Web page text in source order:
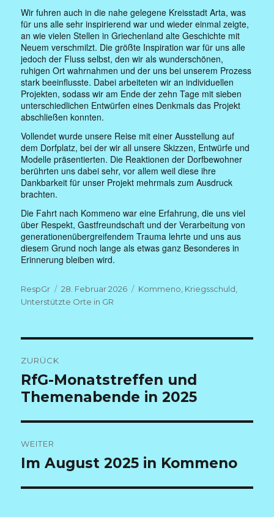
Wir fuhren auch in die nahe gelegene Kreisstadt Arta, was
für uns alle sehr inspirierend war und wieder einmal zeigte,
an wie vielen Stellen in Griechenland alte Geschichte mit
Neuem verschmilzt. Die größte Inspiration war für uns alle
jedoch der Fluss selbst, den wir als wunderschönen,
ruhigen Ort wahrnahmen und der uns bei unserem Prozess
stark beeinflusste. Dabei arbeiteten wir an individuellen
Projekten, sodass wir am Ende der zehn Tage mit sieben
unterschiedlichen Entwürfen eines Denkmals das Projekt
abschließen konnten.
Vollendet wurde unsere Reise mit einer Ausstellung auf
dem Dorfplatz, bei der wir all unsere Skizzen, Entwürfe und
Modelle präsentierten. Die Reaktionen der Dorfbewohner
berührten uns dabei sehr, vor allem weil diese ihre
Dankbarkeit für unser Projekt mehrmals zum Ausdruck
brachten.
Die Fahrt nach Kommeno war eine Erfahrung, die uns viel
über Respekt, Gastfreundschaft und der Verarbeitung von
generationenübergreifendem Trauma lehrte und uns aus
diesem Grund noch lange als etwas ganz Besonderes in
Erinnerung bleiben wird.
Autor
RespGr
Veröffentlicht
am
28. Februar 2026 Kategorien
Kommeno Kriegsschuld
Unterstützte Orte in GR
ZURÜCK
Vorheriger
Beitrag:
RfG-Monatstreffen und
Themenabende in 2025
WEITER
Nächster
Beitrag:
Im August 2025 in Kommeno